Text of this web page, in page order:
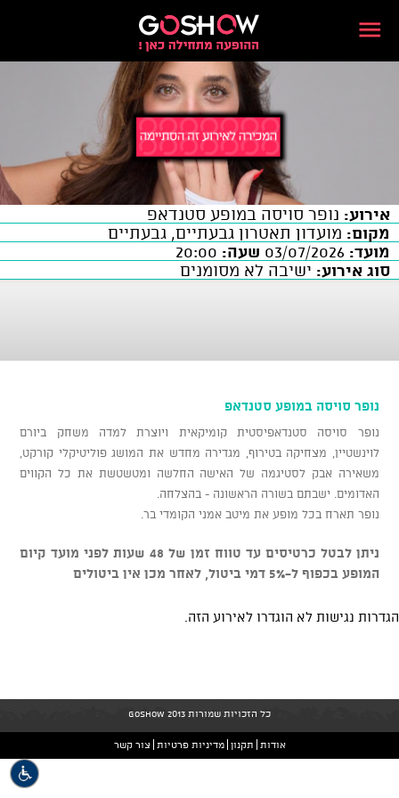
אירוע: נופר סויסה במופע סטנדאפ
מקום: מועדון תאטרון גבעתיים, גבעתיים
מועד:
שעה:
סוג אירוע: ישיבה לא מסומנים
נופר סויסה במופע סטנדאפ
נופר סויסה סטנדאפיסטית קומיקאית ויוצרת למדה משחק ביורם
לוינשטיין, מצחיקה בטירוף, מגדירה מחדש את המושג פוליטיקלי קורקט,
משאירה אבק לסטיגמה של האישה החלשה ומטשטשת את כל הקווים
האדומים. ישבתם בשורה הראשונה - בהצלחה.
נופר תארח בכל מופע את מיטב אמני הקומדי בר.
ניתן לבטל כרטיסים עד טווח זמן של 48 שעות לפני מועד קיום
המופע בכפוף ל-5% דמי ביטול, לאחר מכן אין ביטולים
הגדרות נגישות לא הוגדרו לאירוע הזה.
כל הזכויות שמורות GoShow 2013
אודות תקנון מדיניות פרטיות צור קשר